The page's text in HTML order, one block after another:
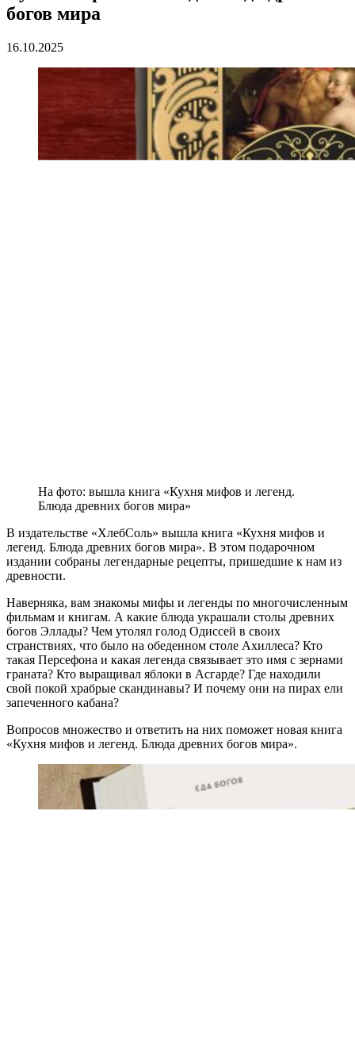
богов мира
16.10.2025
На фото: вышла книга «Кухня мифов и легенд.
Блюда древних богов мира»
В издательстве «ХлебСоль» вышла книга «Кухня мифов и
легенд. Блюда древних богов мира». В этом подарочном
издании собраны легендарные рецепты, пришедшие к нам из
древности.
Наверняка, вам знакомы мифы и легенды по многочисленным
фильмам и книгам. А какие блюда украшали столы древних
богов Эллады? Чем утолял голод Одиссей в своих
странствиях, что было на обеденном столе Ахиллеса? Кто
такая Персефона и какая легенда связывает это имя с зернами
граната? Кто выращивал яблоки в Асгарде? Где находили
свой покой храбрые скандинавы? И почему они на пирах ели
запеченного кабана?
Вопросов множество и ответить на них поможет новая книга
«Кухня мифов и легенд. Блюда древних богов мира».